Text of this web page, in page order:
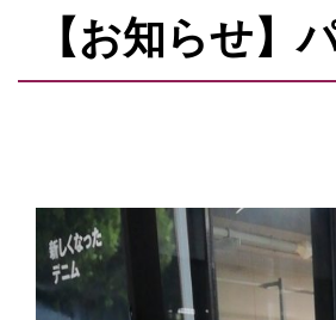
【お知らせ】